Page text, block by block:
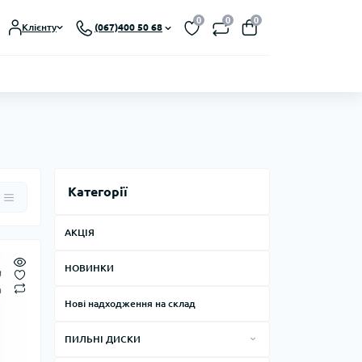
Клієнту (067)400 50 68
0 0 0
Категорії
АКЦІЯ
НОВИНКИ
Нові надходження на склад
ПИЛЬНІ ДИСКИ